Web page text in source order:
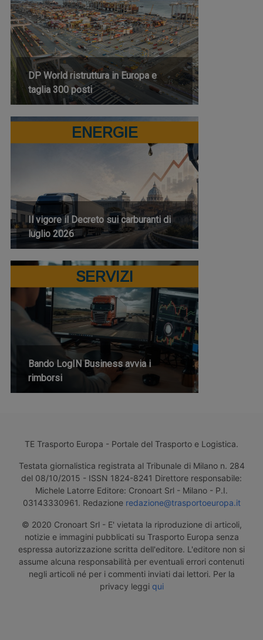
DP World ristruttura in Europa e
taglia 300 posti
ENERGIE
Il vigore il Decreto sui carburanti di
luglio 2026
SERVIZI
Bando LogIN Business avvia i
rimborsi
TE Trasporto Europa - Portale del Trasporto e Logistica.
Testata giornalistica registrata al Tribunale di Milano n. 284
del 08/10/2015 - ISSN 1824-8241 Direttore responsabile:
Michele Latorre Editore: Cronoart Srl - Milano - P.I.
03143330961. Redazione redazione@trasportoeuropa.it
© 2020 Cronoart Srl - E' vietata la riproduzione di articoli,
notizie e immagini pubblicati su Trasporto Europa senza
espressa autorizzazione scritta dell'editore. L'editore non si
assume alcuna responsabilità per eventuali errori contenuti
negli articoli né per i commenti inviati dai lettori. Per la
privacy leggi qui